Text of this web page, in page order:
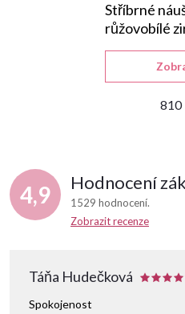
Stříbrné
růžovobílé
810
4,9 Hodnocení
1529 hodnocení
Zobrazit recenze
Táňa Hudečková
Spokojenost